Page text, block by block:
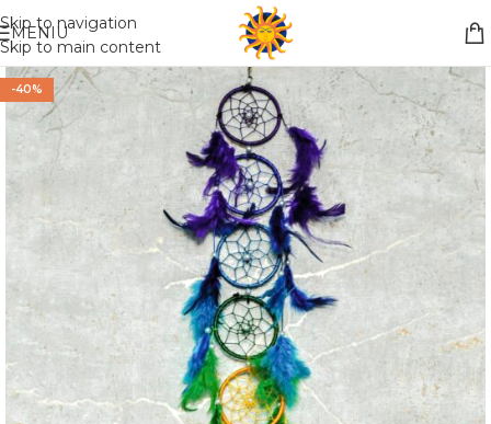
Skip to navigation
Skip to main content
Nemokamas pristatymas į paštomatą apsiperkant už 30€!!
MENIU
-40%